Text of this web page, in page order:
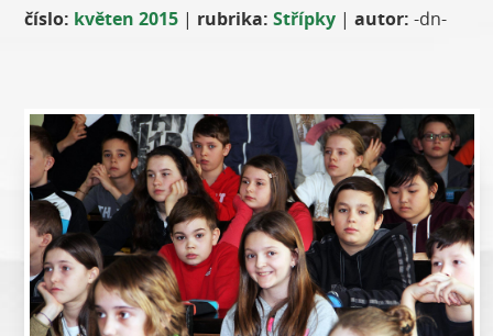
číslo: květen 2015 | rubrika: Střípky |autor: -dn-